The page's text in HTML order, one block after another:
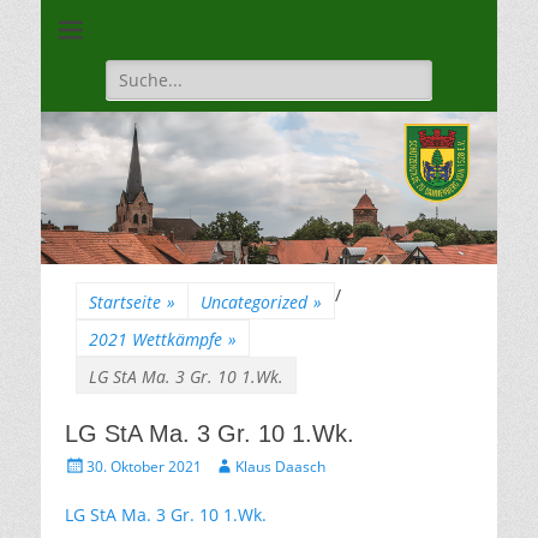
1528
Suche
für:
Startseite » Uncategorized »
/
2021 Wettkämpfe »
LG StA Ma. 3 Gr. 10 1.Wk.
LG StA Ma. 3 Gr. 10 1.Wk.
Gepostet
30. Oktober 2021 AutorKlaus Daasch
LG StA Ma. 3 Gr. 10 1.Wk.